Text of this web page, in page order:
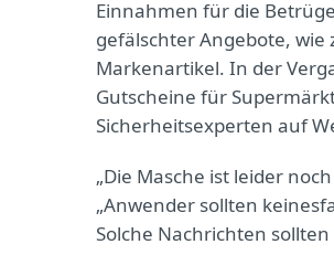
Einnahmen für die
gefälschter Angebote,
Markenartikel. In der
Gutscheine für
Sicherheitsexperten auf
„Die Masche ist leider
„Anwender sollten
Solche Nachrichten